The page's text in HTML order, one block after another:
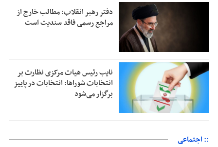
دفتر رهبر انقلاب: مطالب خارج از
مراجع رسمی فاقد سندیت است
نایب رئیس هیات مرکزی نظارت بر
انتخابات شوراها: انتخابات در پاییز
برگزار می‌شود
:: اجتماعی